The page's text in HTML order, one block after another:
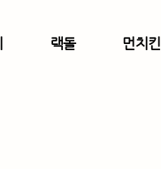
랙돌 먼치킨